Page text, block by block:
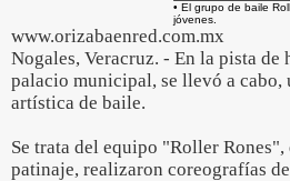
• El grupo de baile
jóvenes.
www.orizabaenred.com.mx
Nogales, Veracruz. - En la pista de
palacio municipal, se llevó a cabo,
artística de baile.
Se trata del equipo "Roller Rones",
patinaje, realizaron coreografías